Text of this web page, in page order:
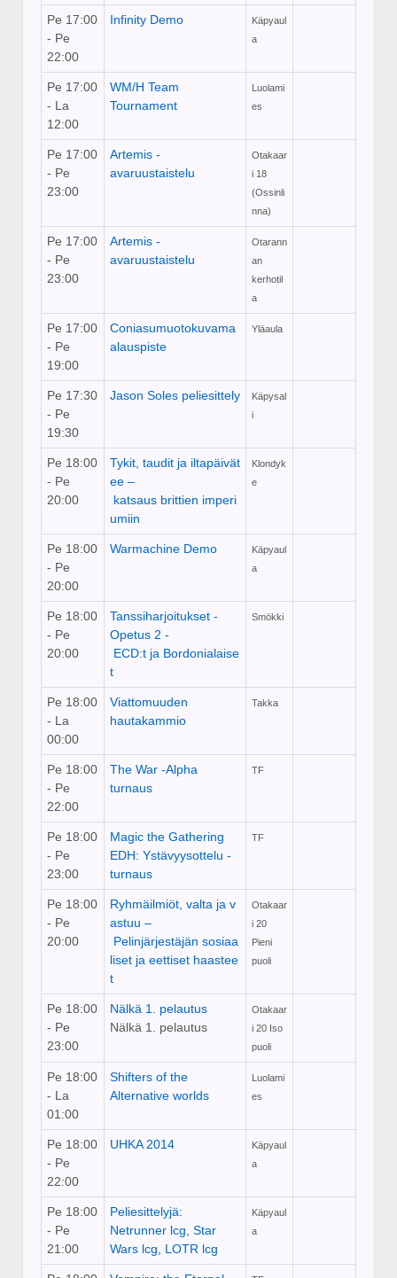
Pe 17:00
- Pe
22:00
Infinity Demo
Käpyaul
a
Pe 17:00
- La
12:00
WM/H Team
Tournament
Luolami
es
Pe 17:00
- Pe
23:00
Artemis -
avaruustaistelu
Otakaar
i 18
(Ossinli
nna)
Pe 17:00
- Pe
23:00
Artemis -
avaruustaistelu
Otarann
an
kerhotil
a
Pe 17:00
- Pe
19:00
Coniasumuotokuvama
alauspiste
Yläaula
Pe 17:30
- Pe
19:30
Jason Soles peliesittely
Käpysal
i
Pe 18:00
- Pe
20:00
Tykit, taudit ja iltapäivät
ee –
katsaus brittien imperi
umiin
Klondyk
e
Pe 18:00
- Pe
20:00
Warmachine Demo
Käpyaul
a
Pe 18:00
- Pe
20:00
Tanssiharjoitukset -
Opetus 2 ­
ECD:t ja Bordonialaise
t
Smökki
Pe 18:00
- La
00:00
Viattomuuden
hautakammio
Takka
Pe 18:00
- Pe
22:00
The War -Alpha
turnaus
TF
Pe 18:00
- Pe
23:00
Magic the Gathering
EDH: Ystävyysottelu -
turnaus
TF
Pe 18:00
- Pe
20:00
Ryhmäilmiöt, valta ja v
astuu –
Pelinjärjestäjän sosiaa
liset ja eettiset haastee
t
Otakaar
i 20
Pieni
puoli
Pe 18:00
- Pe
23:00
Nälkä 1. pelautus
Nälkä 1. pelautus
Otakaar
i 20 Iso
puoli
Pe 18:00
- La
01:00
Shifters of the
Alternative worlds
Luolami
es
Pe 18:00
- Pe
22:00
UHKA 2014
Käpyaul
a
Pe 18:00
- Pe
21:00
Peliesittelyjä:
Netrunner lcg, Star
Wars lcg, LOTR lcg
Käpyaul
a